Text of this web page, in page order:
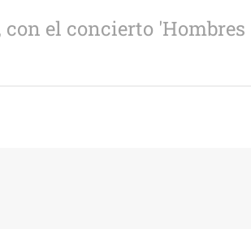
el concierto 'Hombres